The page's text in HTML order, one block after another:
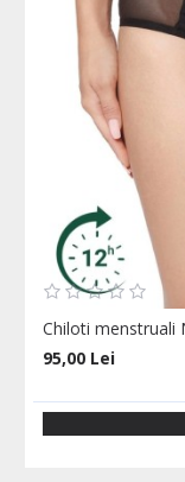
Chiloti menstruali
95,00 Lei